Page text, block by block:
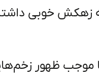
زهکش خوبی
ظهور